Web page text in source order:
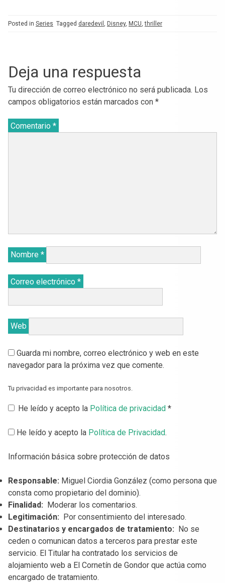
Posted in Series Tagged daredevil , Disney, MCU,thriller
Deja una respuesta
Tu dirección de correo electrónico no será publicada. Los
campos obligatorios están marcados con *
Comentario *
Nombre *
Correo electrónico *
Web
Guarda mi nombre, correo electrónico y web en este
navegador para la próxima vez que comente.
Tu privacidad es importante para nosotros.
He leído y acepto la Política de privacidad *
He leído y acepto la Política de Privacidad.
Información básica sobre protección de datos
Responsable: Miguel Ciordia González (como persona que
consta como propietario del dominio).
Finalidad: Moderar los comentarios.
Legitimación: Por consentimiento del interesado.
Destinatarios y encargados de tratamiento: No se
ceden o comunican datos a terceros para prestar este
servicio. El Titular ha contratado los servicios de
alojamiento web a El Cornetín de Gondor que actúa como
encargado de tratamiento.